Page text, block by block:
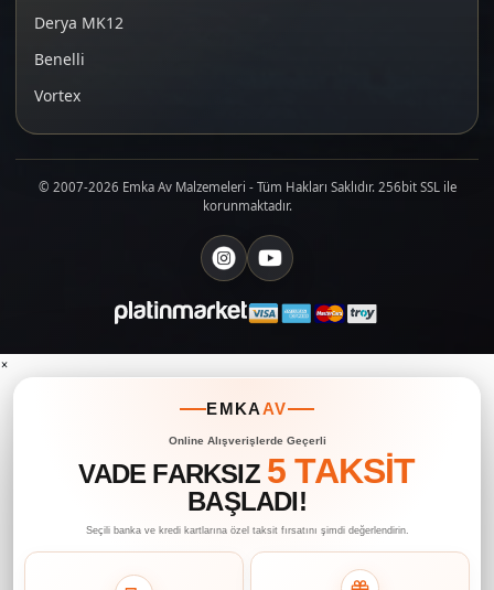
Derya MK12
Benelli
Vortex
© 2007-2026 Emka Av Malzemeleri - Tüm Hakları Saklıdır. 256bit SSL ile
korunmaktadır.
×
EMKAAV
Online Alışverişlerde Geçerli
VADE FARKSIZ 5 TAKSİT
BAŞLADI!
Seçili banka ve kredi kartlarına özel taksit fırsatını şimdi değerlendirin.